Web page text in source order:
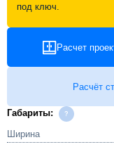
под ключ.
Расчет
Расчёт
Габариты:
Ширина